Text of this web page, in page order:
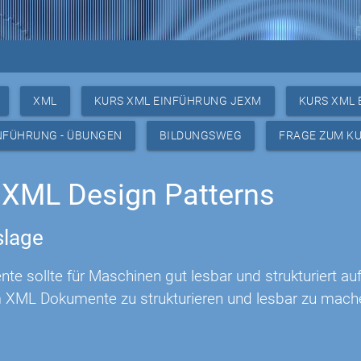
XML KURS XML EINFÜHRUNG JEXM KURS XML
- ÜBUNGEN BILDUNGSWEG FRAGE ZUM
Design Patterns
sollte für Maschinen gut lesbar und strukturiert
XML Dokumente zu strukturieren und lesbar zu